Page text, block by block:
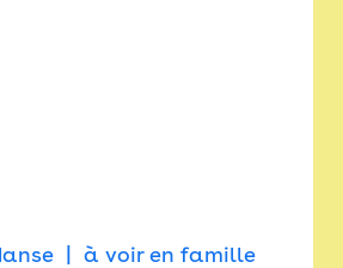
à voir en famille